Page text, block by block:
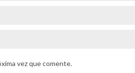
vez que comente.